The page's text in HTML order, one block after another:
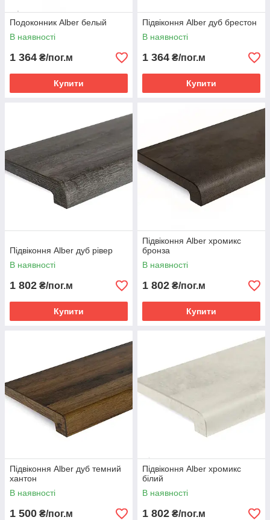
Подоконник Alber белый
В наявності
1 364 ₴/пог.м
Купити
Підвіконня Alber дуб брестон
В наявності
1 364 ₴/пог.м
Купити
Підвіконня Alber дуб рівер
В наявності
1 802 ₴/пог.м
Купити
Підвіконня Alber хромикс
бронза
В наявності
1 802 ₴/пог.м
Купити
Підвіконня Alber дуб темний
хантон
В наявності
1 500 ₴/пог.м
Підвіконня Alber хромикс
білий
В наявності
1 802 ₴/пог.м